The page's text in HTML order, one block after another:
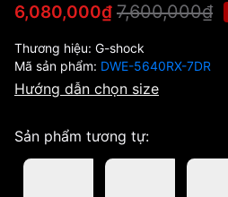
6,080,000₫ 7,600,000₫
Thương hiệu: G-shock
Mã sản phẩm: DWE-5640RX-7DR
Hướng dẫn chọn size
Sản phẩm tương tự: